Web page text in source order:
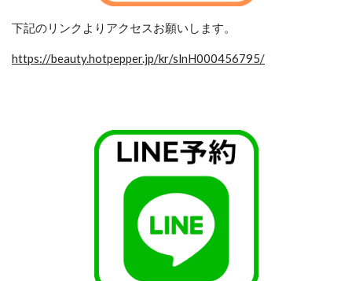
下記のリンクよりアクセスお願いします。
https://beauty.hotpepper.jp/kr/slnH000456795/